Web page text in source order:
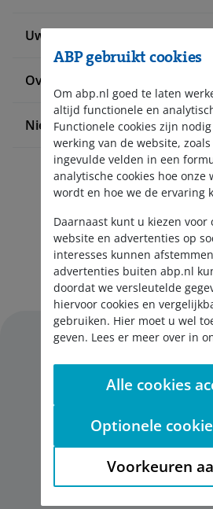
Uw situatie verandert
Over ABP
Nieuws en pers
Aanmelden
Disclaimer
Cookies
ABP gebruikt cookies
Om abp.nl goed te laten
altijd functionele en
Functionele cookies zijn
werking van de website,
ingevulde velden in een
analytische cookies hoe onze
wordt en hoe we de ervaring
Daarnaast kunt u kiezen
website en advertenties op
interesses kunnen
advertenties buiten abp.nl
doordat we versleutelde
hiervoor cookies en
gebruiken. Hier moet u wel
geven. Lees er meer over in
Alle cookies
Optionele
Voorkeuren